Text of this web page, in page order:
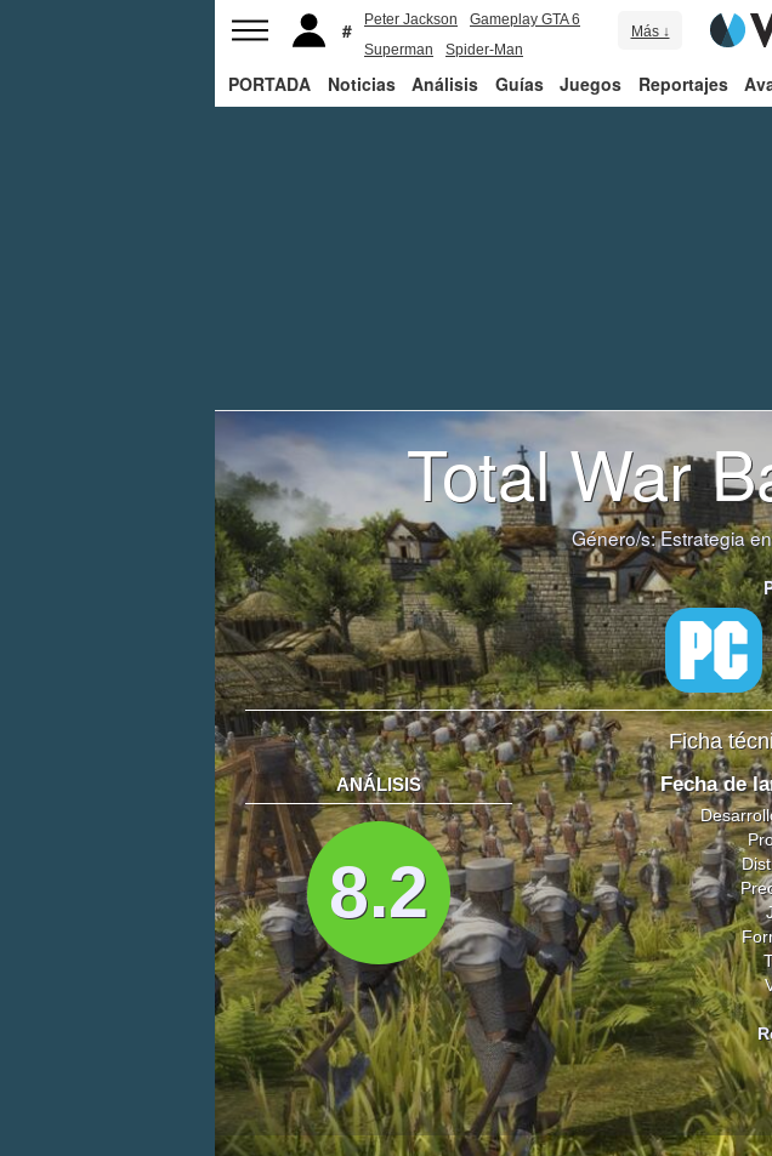
Peter Jackson
Gameplay GTA 6
Superman
Spider-Man
Más ↓
PORTADA Noticias Análisis Guías Juegos Reportajes
Total War
Género/s:Estrategia
Ficha
ANÁLISIS
8.2
Fecha de